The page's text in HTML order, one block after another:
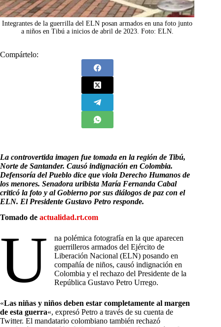
Integrantes de la guerrilla del ELN posan armados en una foto junto
a niños en Tibú a inicios de abril de 2023. Foto: ELN.
Compártelo:
La controvertida imagen fue tomada en la región de Tibú,
Norte de Santander. Causó indignación en Colombia.
Defensoría del Pueblo dice que viola Derecho Humanos de
los menores. Senadora uribista María Fernanda Cabal
criticó la foto y al Gobierno por sus diálogos de paz con el
ELN. El Presidente Gustavo Petro responde.
Tomado de actualidad.rt.com
U
na polémica fotografía en la que aparecen
guerrilleros armados del Ejército de
Liberación Nacional (ELN) posando en
compañía de niños, causó indignación en
Colombia y el rechazo del Presidente de la
República Gustavo Petro Urrego.
«Las niñas y niños deben estar completamente al margen
de esta guerra«, expresó Petro a través de su cuenta de
Twitter. El mandatario colombiano también rechazó